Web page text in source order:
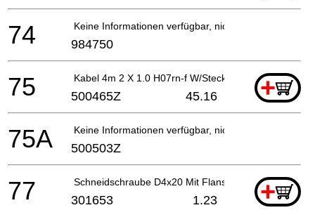
Keine Informationen verfügbar, nicht bestellbar
74 984750
Kabel 4m 2 X 1.0 H07rn-f W/Stecker 16a Cee Form
+
75 500465Z 45.16
Keine Informationen verfügbar, nicht bestellbar
75A 500503Z
Schneidschraube D4x20 Mit Flansch (schwarz), C8fs
+
77 301653 1.23